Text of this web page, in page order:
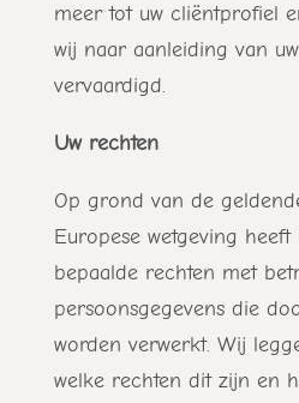
meer tot uw cliëntprofiel
wij naar aanleiding van
vervaardigd.
Uw rechten
Op grond van de
Europese wetgeving
bepaalde rechten met
persoonsgegevens die
worden verwerkt. Wij
welke rechten dit zijn en